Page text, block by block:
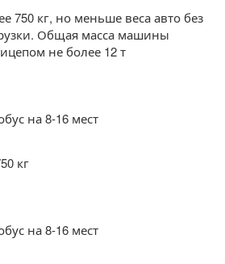
750 кг, но меньше веса авто без
Общая масса машины
не более 12 т
на 8-16 мест
кг
на 8-16 мест